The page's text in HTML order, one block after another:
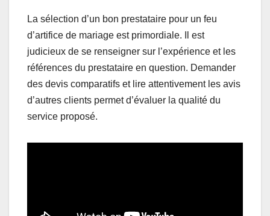
La sélection d’un bon prestataire pour un feu
d’artifice de mariage est primordiale. Il est
judicieux de se renseigner sur l’expérience et les
références du prestataire en question. Demander
des devis comparatifs et lire attentivement les avis
d’autres clients permet d’évaluer la qualité du
service proposé.